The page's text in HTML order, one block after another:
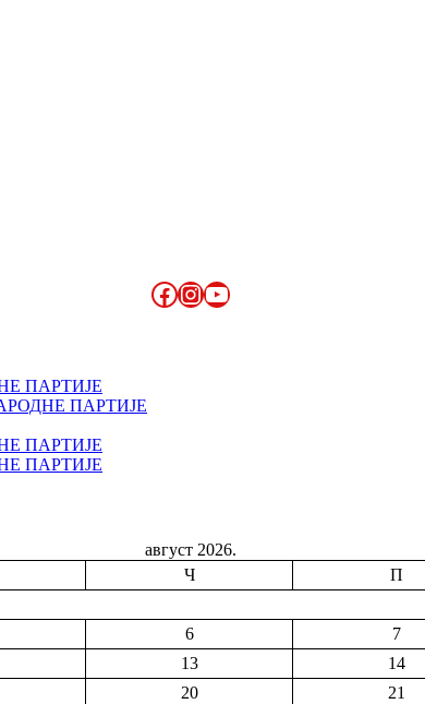
Facebook
Instagram
YouTube
ПАРТИЈЕ
ПАРТИЈЕ
ПАРТИЈЕ
ПАРТИЈЕ
август 2026.
Ч П
6 7
13 14
20 21